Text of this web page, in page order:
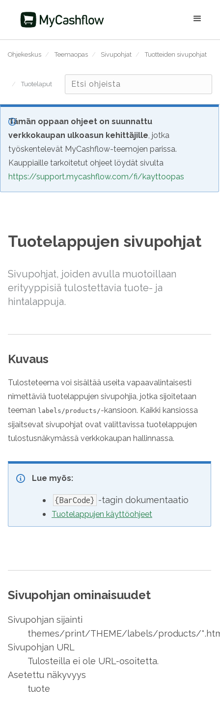
Ohjekeskus / Teemaopas / Sivupohjat / Tuotteiden sivupohjat
/ Tuotelaput
Tämän oppaan ohjeet on suunnattu
verkkokaupan ulkoasun kehittäjille, jotka
työskentelevät MyCashflow-teemojen parissa.
Kauppiaille tarkoitetut ohjeet löydät sivulta
https://support.mycashflow.com/fi/kayttoopas
Tuotelappujen sivupohjat
Sivupohjat, joiden avulla muotoillaan
erityyppisiä tulostettavia tuote- ja
hintalappuja.
Kuvaus
Tulosteteema voi sisältää useita vapaavalintaisesti
nimettäviä tuotelappujen sivupohjia, jotka sijoitetaan
teeman labels/products/-kansioon. Kaikki kansiossa
sijaitsevat sivupohjat ovat valittavissa tuotelappujen
tulostusnäkymässä verkkokaupan hallinnassa.
Lue myös:
{BarCode} -tagin dokumentaatio
Tuotelappujen käyttöohjeet
Sivupohjan ominaisuudet
Sivupohjan sijainti
themes/print/THEME/labels/products/
Sivupohjan URL
Tulosteilla ei ole URL-osoitetta.
Asetettu näkyvyys
tuote